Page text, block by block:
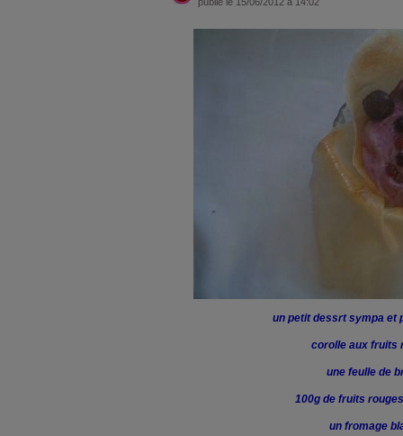
un petit dessrt sympa et
corolle aux fruits
une feulle de
100g de fruits
un fromage